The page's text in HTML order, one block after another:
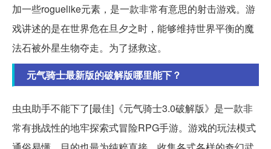
加一些roguelike元素，是一款非常有意思的射击游戏。游
戏讲述的是在世界危在旦夕之时，能够维持世界平衡的魔
法石被外星生物夺走。为了拯救这。
元气骑士最新版的破解版哪里能下？
虫虫助手不能下了[最佳]《元气骑士3.0破解版》是一款非
常有挑战性的地牢探索式冒险RPG手游。游戏的玩法模式